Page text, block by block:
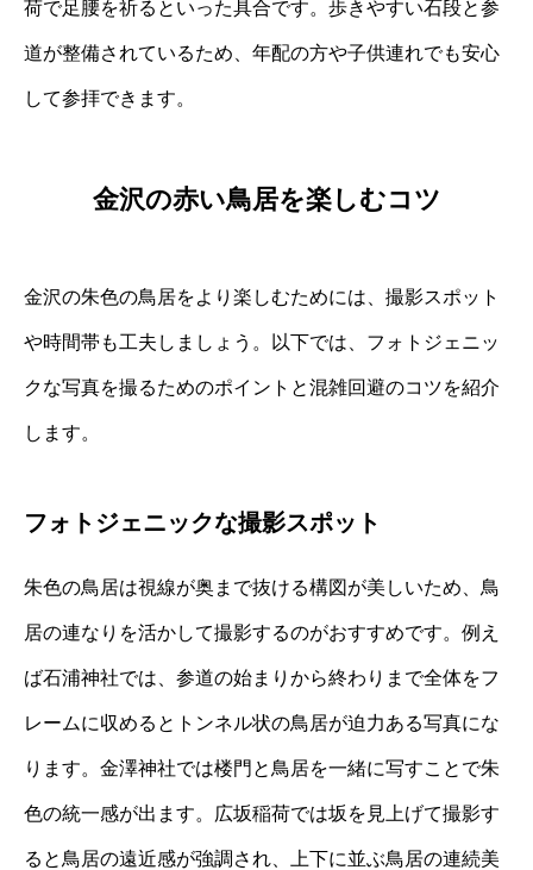
荷で足腰を祈るといった具合です。歩きやすい石段と参
道が整備されているため、年配の方や子供連れでも安心
して参拝できます。
金沢の赤い鳥居を楽しむコツ
金沢の朱色の鳥居をより楽しむためには、撮影スポット
や時間帯も工夫しましょう。以下では、フォトジェニッ
クな写真を撮るためのポイントと混雑回避のコツを紹介
します。
フォトジェニックな撮影スポット
朱色の鳥居は視線が奥まで抜ける構図が美しいため、鳥
居の連なりを活かして撮影するのがおすすめです。例え
ば石浦神社では、参道の始まりから終わりまで全体をフ
レームに収めるとトンネル状の鳥居が迫力ある写真にな
ります。金澤神社では楼門と鳥居を一緒に写すことで朱
色の統一感が出ます。広坂稲荷では坂を見上げて撮影す
ると鳥居の遠近感が強調され、上下に並ぶ鳥居の連続美